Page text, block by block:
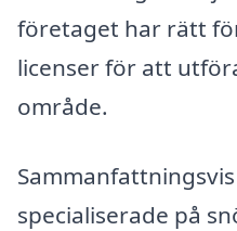
företaget har rätt
licenser för att
område.
specialiserade på